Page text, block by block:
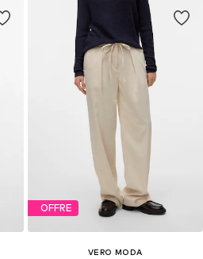
OFFRE
VERO MODA